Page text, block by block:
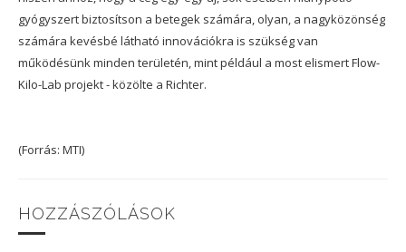
gyógyszert biztosítson a betegek számára, olyan, a nagyközönség
számára kevésbé látható innovációkra is szükség van
működésünk minden területén, mint például a most elismert Flow-
Kilo-Lab projekt - közölte a Richter.
(Forrás: MTI)
HOZZÁSZÓLÁSOK